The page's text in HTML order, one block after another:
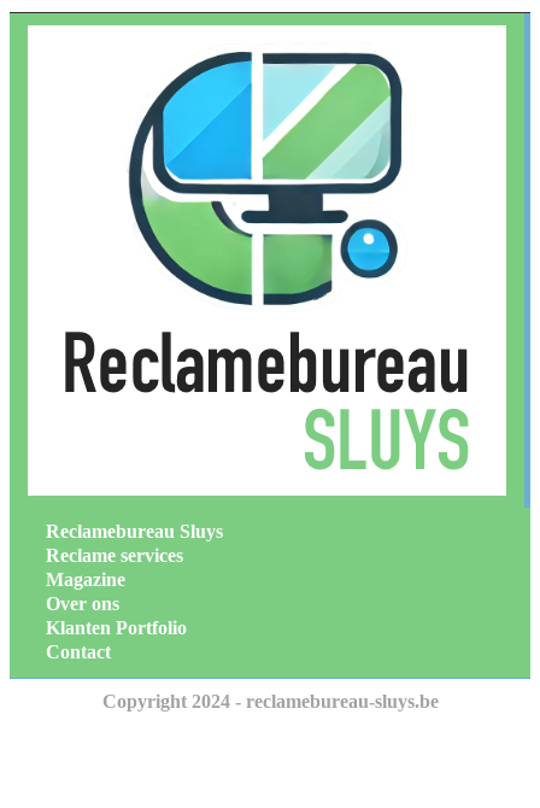
Reclamebureau Sluys
Reclame services
Magazine
Over ons
Klanten Portfolio
Contact
Copyright 2024 - reclamebureau-sluys.be